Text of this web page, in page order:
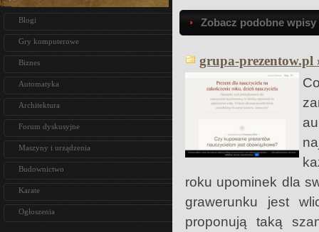
Blogi
Gry komputerowe
Biznes
Automatyka
Architektura
Forum dyskusyjne
Maszyny i urządzenia
Budownictwo
Karate
Ogłoszenia
Zobacz podobne
grupa-prezentow.pl
roku upominek dla
grawerunku jest
proponują taką